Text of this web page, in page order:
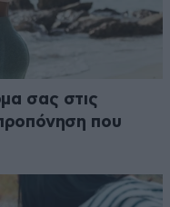
σας στις
που